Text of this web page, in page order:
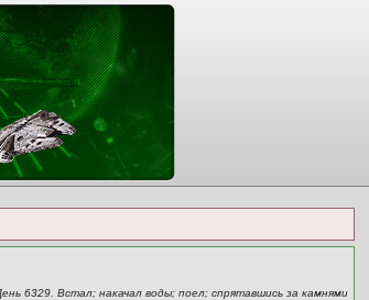
6329. Встал; накачал воды; поел; спрятавшись за камнями